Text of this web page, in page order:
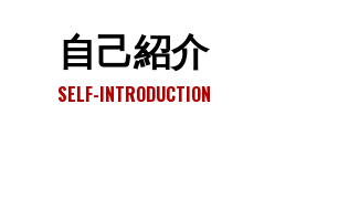
自己紹介
SELF-INTRODUCTION